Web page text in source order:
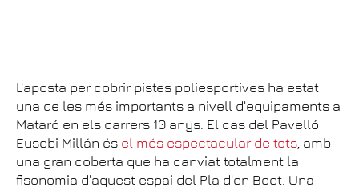
L'aposta per cobrir pistes poliesportives ha estat
una de les més importants a nivell d'equipaments a
Mataró en els darrers 10 anys. El cas del Pavelló
Eusebi Millán és el més espectacular de tots, amb
una gran coberta que ha canviat totalment la
fisonomia d'aquest espai del Pla d'en Boet. Una